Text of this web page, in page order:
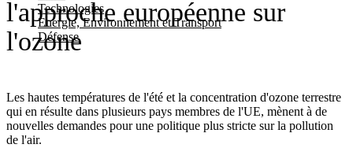
Technologies
Energie, Environnement et Transport
Défense
l'approche européenne sur
l'ozone
Les hautes températures de l'été et la concentration d'ozone terrestre
qui en résulte dans plusieurs pays membres de l'UE, mènent à de
nouvelles demandes pour une politique plus stricte sur la pollution
de l'air.